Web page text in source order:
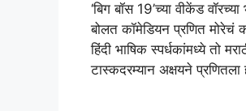
‘बिग बॉस 19’च्या वीकेंड
बोलत कॉमेडियन प्रणित मोरेचं
हिंदी भाषिक स्पर्धकांमध्ये तो
टास्कदरम्यान अक्षयने